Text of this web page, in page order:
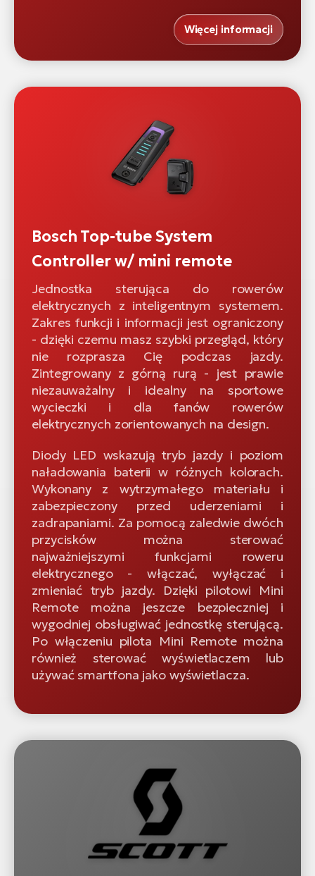
Więcej informacji
Bosch Top-tube System
Controller w/ mini remote
Jednostka sterująca do rowerów
elektrycznych z inteligentnym systemem.
Zakres funkcji i informacji jest ograniczony
- dzięki czemu masz szybki przegląd, który
nie rozprasza Cię podczas jazdy.
Zintegrowany z górną rurą - jest prawie
niezauważalny i idealny na sportowe
wycieczki i dla fanów rowerów
elektrycznych zorientowanych na design.
Diody LED wskazują tryb jazdy i poziom
naładowania baterii w różnych kolorach.
Wykonany z wytrzymałego materiału i
zabezpieczony przed uderzeniami i
zadrapaniami. Za pomocą zaledwie dwóch
przycisków można sterować
najważniejszymi funkcjami roweru
elektrycznego - włączać, wyłączać i
zmieniać tryb jazdy. Dzięki pilotowi Mini
Remote można jeszcze bezpieczniej i
wygodniej obsługiwać jednostkę sterującą.
Po włączeniu pilota Mini Remote można
również sterować wyświetlaczem lub
używać smartfona jako wyświetlacza.